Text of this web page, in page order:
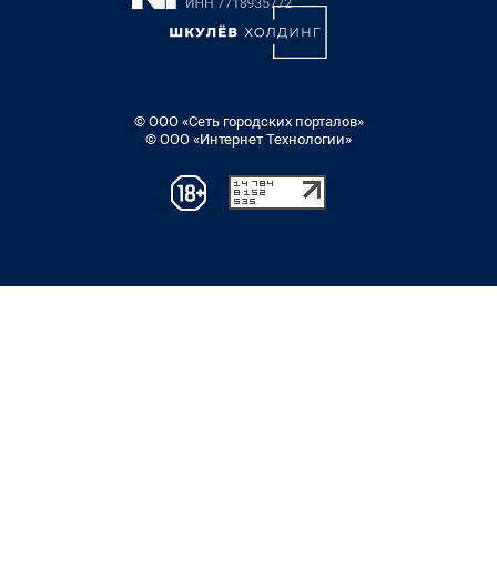
© ООО «Сеть городских порталов»
© ООО «Интернет Технологии»